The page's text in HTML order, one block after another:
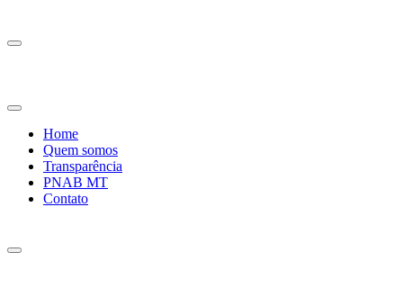
Home
Quem somos
Transparência
PNAB MT
Contato